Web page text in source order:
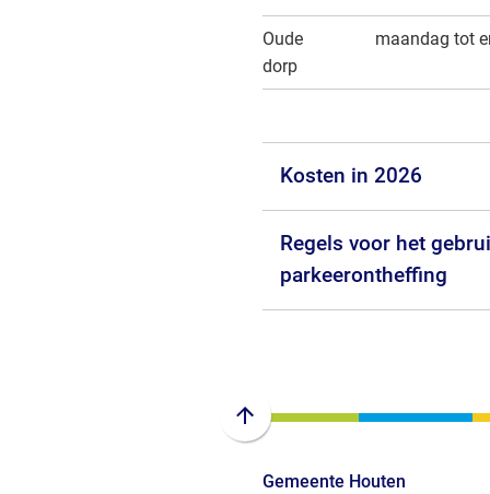
Oude
dorp
maandag tot
Kosten in 2026
Regels voor het
parkeerontheffing
Scroll
boven
Gemeente Houten